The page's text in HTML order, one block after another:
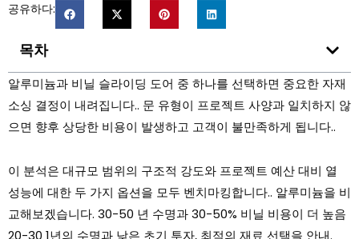
공유하다:
목차
알루미늄과 비닐 슬라이딩 도어 중 하나를 선택하면 중요한 자재
소싱 결정이 내려집니다.. 문 유형이 프로젝트 사양과 일치하지 않
으면 향후 상당한 비용이 발생하고 고객이 불만족하게 됩니다..
이 분석은 대규모 범위의 구조적 강도와 프로젝트 예산 대비 열
성능에 대한 두 가지 옵션을 모두 벤치마킹합니다.. 알루미늄을 비
교해보겠습니다. 30-50 년 수명과 30-50% 비닐 비용이 더 높음
20-30 1년의 수명과 낮은 초기 투자, 최적의 재료 선택을 안내.